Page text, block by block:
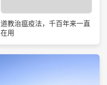
道教治瘟疫法，千百年来一直
在用